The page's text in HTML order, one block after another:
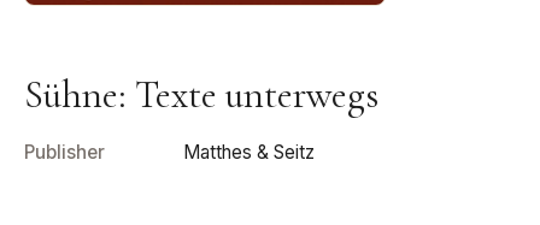
Sühne: Texte unterwegs
Publisher Matthes & Seitz